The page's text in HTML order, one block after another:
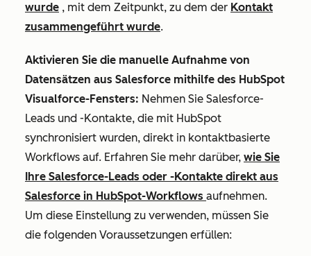
wurde , mit dem Zeitpunkt, zu dem der Kontakt
zusammengeführt wurde.
Aktivieren Sie die manuelle Aufnahme von
Datensätzen aus Salesforce mithilfe des HubSpot
Visualforce-Fensters: Nehmen Sie Salesforce-
Leads und -Kontakte, die mit HubSpot
synchronisiert wurden, direkt in kontaktbasierte
Workflows auf. Erfahren Sie mehr darüber, wie Sie
Ihre Salesforce-Leads oder -Kontakte direkt aus
Salesforce in HubSpot-Workflows aufnehmen.
Um diese Einstellung zu verwenden, müssen Sie
die folgenden Voraussetzungen erfüllen: